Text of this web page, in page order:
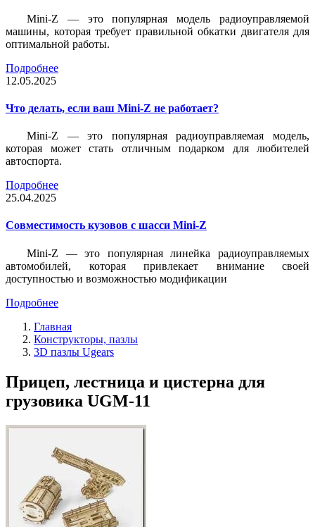
Mini-Z — это популярная модель радиоуправляемой
машины, которая требует правильной обкатки двигателя для
оптимальной работы.
Подробнее
12.05.2025
Что делать, если ваш Mini-Z не работает?
Mini-Z — это популярная радиоуправляемая модель,
которая может стать отличным подарком для любителей
автоспорта.
Подробнее
25.04.2025
Совместимость кузовов с шасси Mini-Z
Mini-Z — это популярная линейка радиоуправляемых
автомобилей, которая привлекает внимание своей
доступностью и возможностью модификации
Подробнее
Главная
Конструкторы, пазлы
3D пазлы Ugears
Прицеп, лестница и цистерна для
грузовика UGM-11